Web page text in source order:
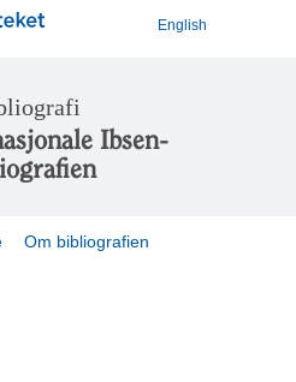
English
Ibsen-
Om bibliografien